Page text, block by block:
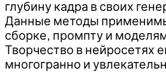
глубину кадра в своих
Данные методы
сборке, промпту и
Творчество в нейросетях
многогранно и